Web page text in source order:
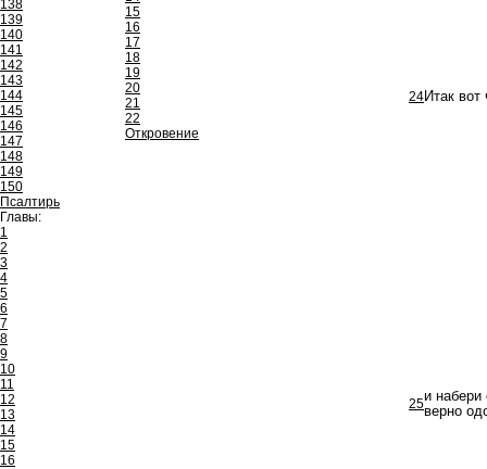
138
139
140
141
142
143
144
145
146
147
148
149
150
Псалтирь
Главы:
1
2
3
4
5
6
7
8
9
10
11
12
13
14
15
16
15
16
17
18
19
20
21
22
Откровение
24Итак
25и набери
верно